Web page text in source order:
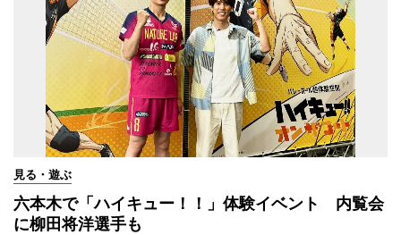
見る・遊ぶ
六本木で「ハイキュー！！」体験イベント 内覧会
に柳田将洋選手も